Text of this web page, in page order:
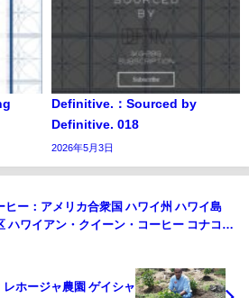
Definitive.：Sourced by
Definitive. 018
2026年5月3日
ヒー：アメリカ合衆国 ハワイ州 ハワイ島
ハワイアン・クイーン・コーヒー コナコー
ホージャ農園 ゲイシャ